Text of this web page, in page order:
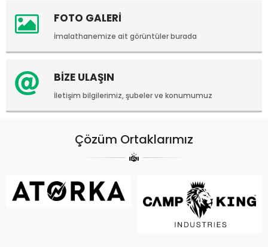
FOTO GALERİ
İmalathanemize ait görüntüler burada
BİZE ULAŞIN
İletişim bilgilerimiz, şubeler ve konumumuz
Çözüm Ortaklarımız